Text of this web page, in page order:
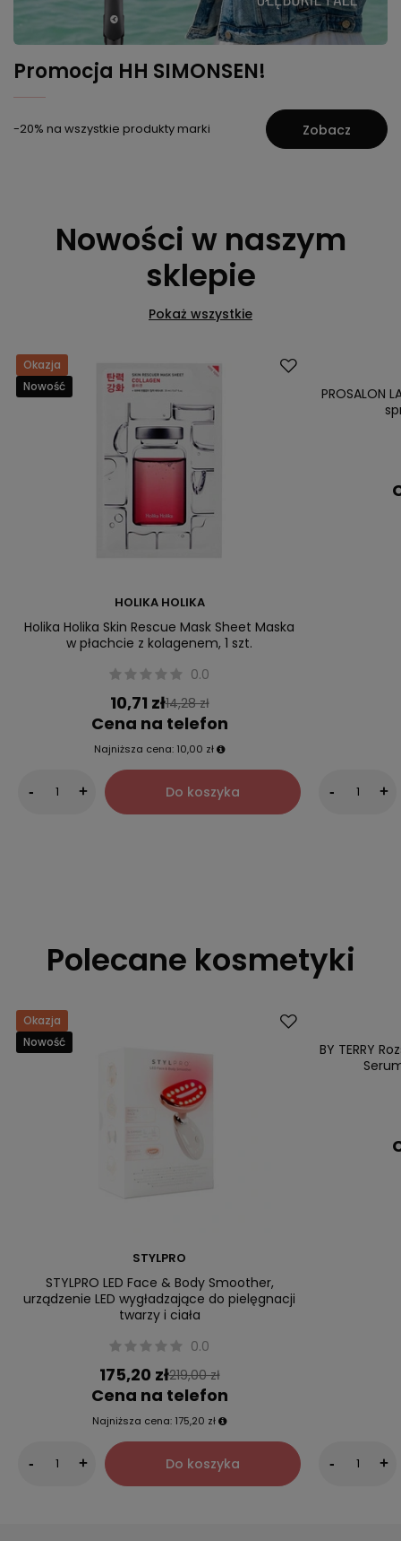
Promocja HH SIMONSEN!
-20% na wszystkie produkty marki Zobacz
Nowości w naszym
sklepie
Pokaż wszystkie
Okazja
Nowość
HOLIKA HOLIKA
Holika Holika Skin Rescue Mask Sheet Maska
w płachcie z kolagenem, 1 szt.
0.0
10,71 zł14,28 zł
Cena na telefon
Najniższa cena: 10,00 zł
- + Do koszyka
PROSALON
- +
Polecane kosmetyki
Okazja
Nowość
STYLPRO
STYLPRO LED Face & Body Smoother,
urządzenie LED wygładzające do pielęgnacji
twarzy i ciała
0.0
175,20 zł219,00 zł
Cena na telefon
Najniższa cena: 175,20 zł
- + Do koszyka
BY TERRY
- +